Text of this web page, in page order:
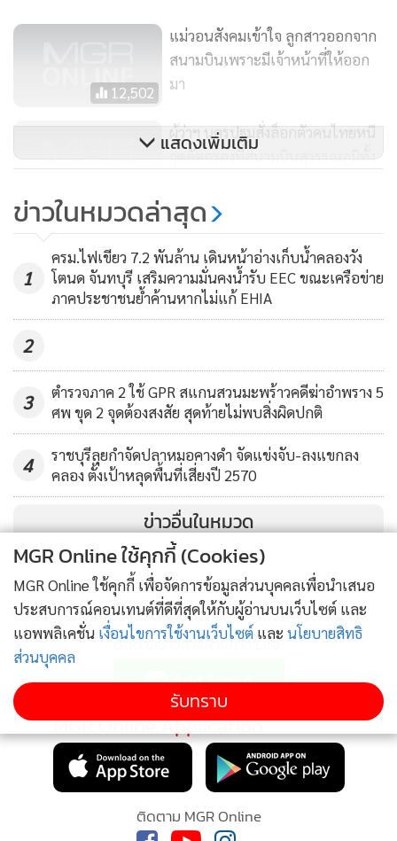
12,502
แม่วอนสังคมเข้าใจ ลูกสาวออกจาก
สนามบินเพราะมีเจ้าหน้าที่ให้ออก
มา
ผู้ว่าฯ นครปฐมสั่งล็อกตัวคนไทยหนี
จุดคัดกรองที่สนามบินสุวรรณภูมิทั้ง
125
เลื่อนออกหวยเป็น16พ.ค.-กลุ่มผู้ค้า
รวมตัวกดดันจี้สนง.สลากรับซื้อคืน
แสดงเพิ่มเติม
ข่าวในหมวดล่าสุด
1
ครม.ไฟเขียว 7.2 พันล้าน เดินหน้าอ่างเก็บน้ำคลองวัง
โตนด จันทบุรี เสริมความมั่นคงน้ำรับ EEC ขณะเครือข่าย
ภาคประชาชนย้ำค้านหากไม่แก้ EHIA
2
3
ตำรวจภาค 2 ใช้ GPR สแกนสวนมะพร้าวคดีฆ่าอำพราง 5
ศพ ขุด 2 จุดต้องสงสัย สุดท้ายไม่พบสิ่งผิดปกติ
4
ราชบุรีลุยกำจัดปลาหมอคางดำ จัดแข่งจับ-ลงแขกลง
คลอง ตั้งเป้าหลุดพื้นที่เสี่ยงปี 2570
ข่าวอื่นในหมวด
ติดตามข่าวสารผ่านทาง LINE
MGR Online Application
ติดตาม MGR Online
MGR Online ใช้คุกกี้ (Cookies)
MGR Online ใช้คุกกี้ เพื่อจัดการข้อมูลส่วนบุคคลเพื่อนำเสนอ
ประสบการณ์คอนเทนต์ที่ดีที่สุดให้กับผู้อ่านบนเว็บไซต์ และ
แอพพลิเคชั่น เงื่อนไขการใช้งานเว็บไซต์ และ นโยบายสิทธิ
ส่วนบุคคล
รับทราบ